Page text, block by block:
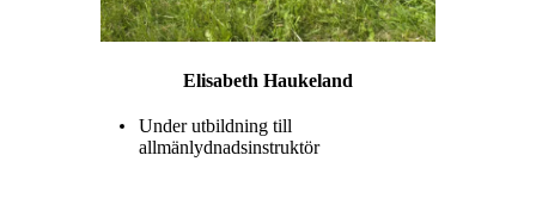
Elisabeth Haukeland
Under utbildning till
allmänlydnadsinstruktör